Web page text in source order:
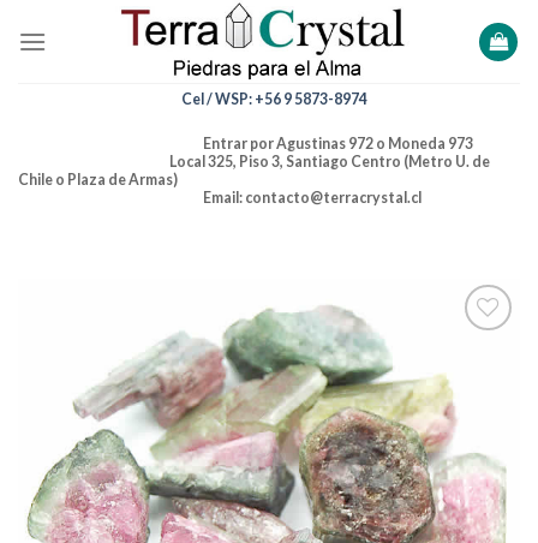
Cel / WSP: +56 9 5873-8974
Entrar por Agustinas 972 o Moneda 973
Local 325, Piso 3, Santiago Centro (Metro U. de
Chile o Plaza de Armas)
Email: contacto@terracrystal.cl
deseos